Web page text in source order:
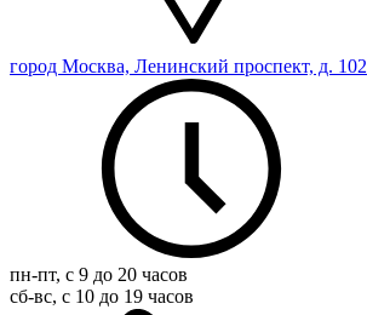
город Москва, Ленинский проспект, д. 102
пн-пт, с 9 до 20 часов
сб-вс, с 10 до 19 часов